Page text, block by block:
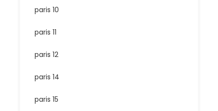
paris 10
paris 11
paris 12
paris 14
paris 15